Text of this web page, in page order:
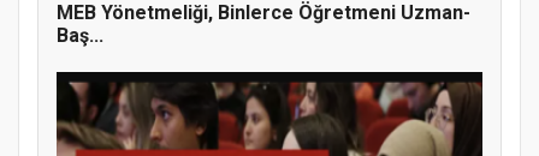
MEB Yönetmeliği, Binlerce Öğretmeni Uzman-
Baş...